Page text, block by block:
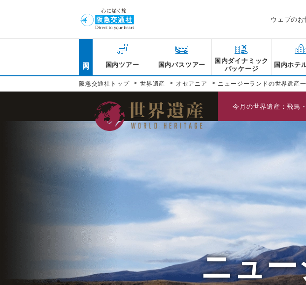
ウェブの
国内ツアー 国内バスツアー
国内ダイナミック
パッケージ
国内ホテ
阪急交通社トップ > 世界遺産 > オセアニア > ニュージーランドの世界遺産
今月の世界遺産：飛鳥
ニュ